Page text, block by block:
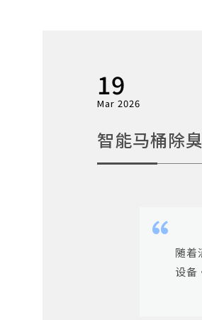
19
Mar 2026
智能马桶除
随着
设备